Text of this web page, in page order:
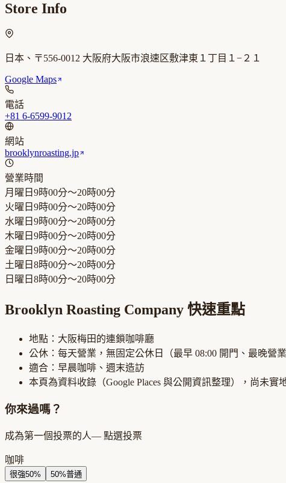
Store Info
日本、〒556-0012 大阪府大阪市浪速区敷津東１丁目１−２１
Google Maps
電話
+81 6-6599-9012
網站
brooklynroasting.jp
營業時間
月曜日 9時00分～20時00分
火曜日 9時00分～20時00分
水曜日 9時00分～20時00分
木曜日 9時00分～20時00分
金曜日 9時00分～20時00分
土曜日 8時00分～20時00分
日曜日 8時00分～20時00分
Brooklyn Roasting Company 快速重點
地點： 大阪梅田的連鎖咖啡廳
公休： 每天營業，無固定公休日 （最早 08:00 開門、最晚營
適合： 早晨咖啡、週末造訪
本頁為資料收錄（Google Places 與公開資訊整理），尚未實
你來過嗎？
成為第一個投票的人— 點選投票
咖啡
很強50% 50%普通